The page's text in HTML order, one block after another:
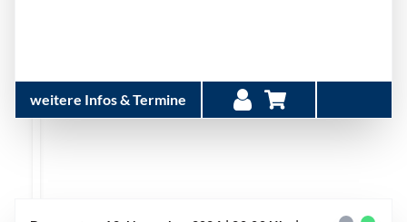
weitere Infos & Termine